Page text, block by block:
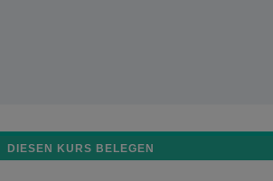
DIESEN KURS BELEGEN